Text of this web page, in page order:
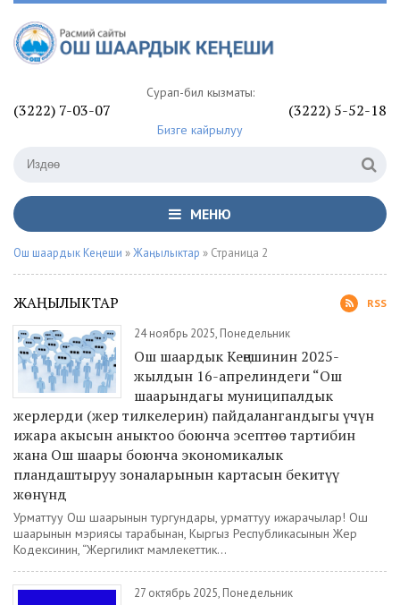
Сурап-билүү кызматы:
(3222) 7-03-07 (3222) 5-52-18
Бизге кайрылуу
МЕНЮ
Ош шаардык Кеңеши »Жаңылыктар » Страница 2
ЖАҢЫЛЫКТАР RSS
24 ноябрь 2025, Понедельник
Ош шаардык Кеңешинин 2025-
жылдын 16-апрелиндеги “Ош
шаарындагы муниципалдык
жерлерди (жер тилкелерин) пайдалангандыгы үчүн
ижара акысын аныктоо боюнча эсептөө тартибин
жана Ош шаары боюнча экономикалык
пландаштыруу зоналарынын картасын бекитүү
жөнүнд
Урматтуу Ош шаарынын тургундары, урматтуу ижарачылар! Ош
шаарынын мэриясы тарабынан, Кыргыз Республикасынын Жер
Кодексинин, “Жергиликтүү мамлекеттик...
27 октябрь 2025, Понедельник